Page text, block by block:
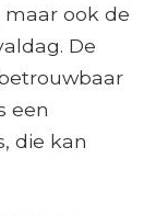
ook de
De
een
die kan